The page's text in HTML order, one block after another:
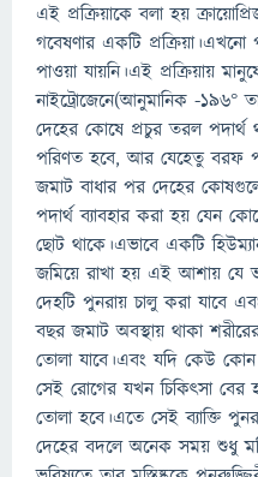
এই প্রক্রিয়াকে বলা হয়
গবেষণার একটি
পাওয়া যায়নি।এই প্রক্রিয়ায়
নাইট্রোজেনে(আনুমানিক -১৯৬°
দেহের কোষে প্রচুর তরল
পরিণত হবে, আর যেহেতু বরফ
জমাট বাধার পর দেহের
পদার্থ ব্যাবহার করা হয় যেন
ছোট থাকে।এভাবে একটি
জমিয়ে রাখা হয় এই আশায় যে
দেহটি পুনরায় চালু করা যাবে
বছর জমাট অবস্থায় থাকা
তোলা যাবে।এবং যদি কেউ কোন
সেই রোগের যখন চিকিৎসা বের
তোলা হবে।এতে সেই ব্যাক্তি
দেহের বদলে অনেক সময় শুধু